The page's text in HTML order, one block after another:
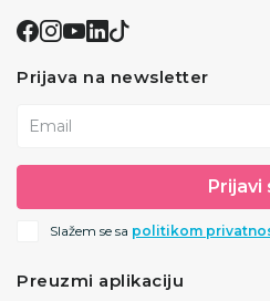
Prijava na newsletter
Email
Prijavi
Slažem se sa politikom
Preuzmi aplikaciju